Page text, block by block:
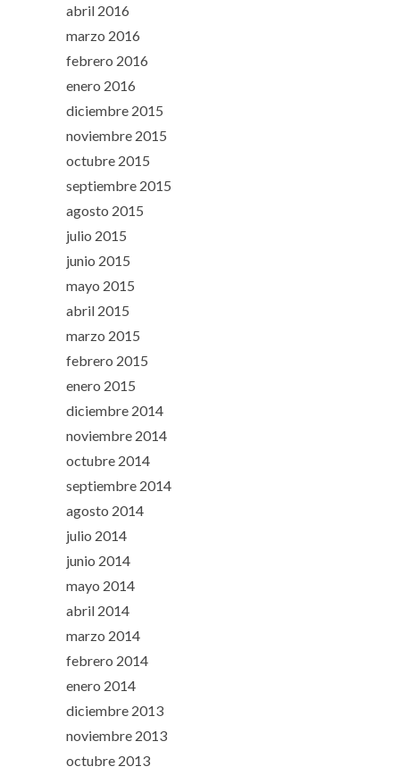
abril 2016
marzo 2016
febrero 2016
enero 2016
diciembre 2015
noviembre 2015
octubre 2015
septiembre 2015
agosto 2015
julio 2015
junio 2015
mayo 2015
abril 2015
marzo 2015
febrero 2015
enero 2015
diciembre 2014
noviembre 2014
octubre 2014
septiembre 2014
agosto 2014
julio 2014
junio 2014
mayo 2014
abril 2014
marzo 2014
febrero 2014
enero 2014
diciembre 2013
noviembre 2013
octubre 2013